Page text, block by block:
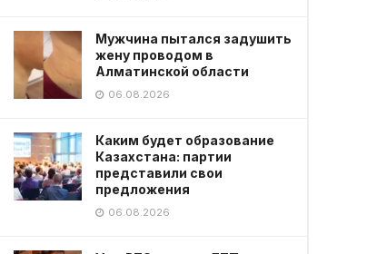
Мужчина пытался задушить
жену проводом в
Алматинской области
06.08.2026
Каким будет образование
Казахстана: партии
представили свои
предложения
06.08.2026